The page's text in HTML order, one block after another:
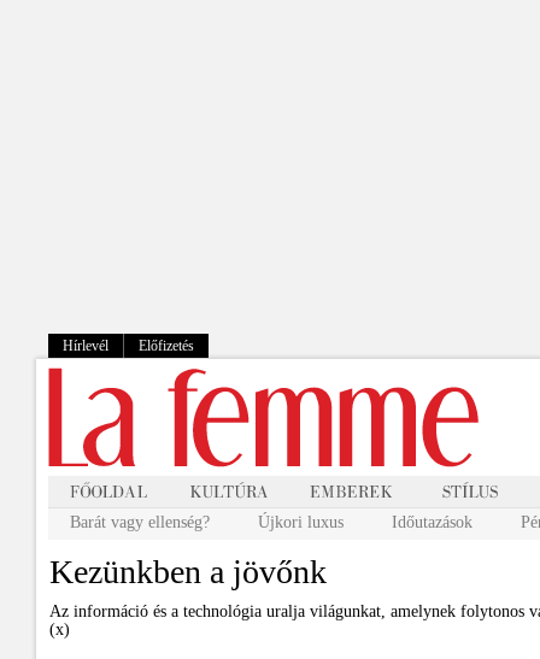
Hírlevél Előfizetés
Barát vagy ellenség? Újkori luxus Időutazások
Kezünkben a jövőnk
Az információ és a technológia uralja világunkat, amelynek folytonos
(x)